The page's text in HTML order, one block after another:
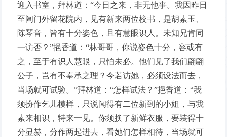
迎入书室，拜林道：“今日之来，非无他事。我因昨日
至阊门外留花院内，见有新来两位校书，是胡素玉、
陈琴音，皆有十分姿色，且有慧眼识人。未知兄肯同
一访否？”挹香道：“林哥哥，你说姿色十分，容或有
之，至于有识人慧眼，只怕未必。他们见了我们翩翩
公子，岂有不奉承之理？今若访她，必须设法而去，
当场就可试验。”拜林道：“怎样试法？”挹香道：“我
须扮作乞儿模样，只说闻得有二位新到的小姐，与我
素来相识，特来一见。你须换了新鲜衣服，要装得十
分显赫，分作两起进去，看她们怎样相待，当场就可